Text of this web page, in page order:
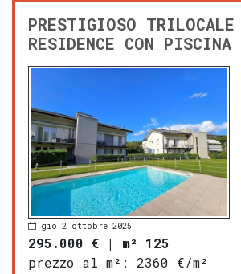
PRESTIGIOSO
RESIDENCE CON PISCINA
gio 2 ottobre 2025
295.000 € | m² 125
prezzo al m²:
2360 €/m²